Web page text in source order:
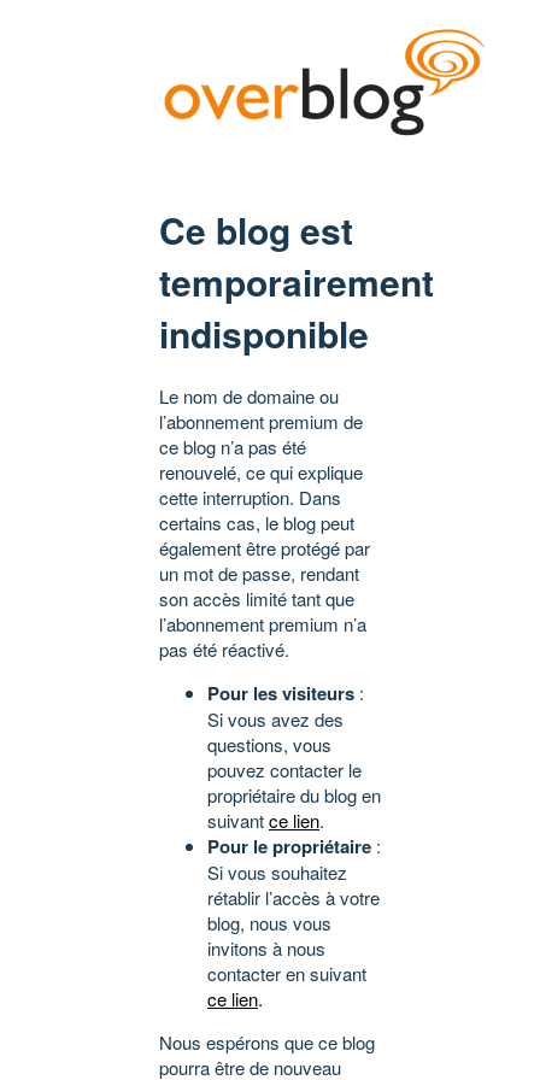
Ce blog est
temporairement
indisponible
Le nom de domaine ou
l’abonnement premium de
ce blog n’a pas été
renouvelé, ce qui explique
cette interruption. Dans
certains cas, le blog peut
également être protégé par
un mot de passe, rendant
son accès limité tant que
l’abonnement premium n’a
pas été réactivé.
Pour les visiteurs :
Si vous avez des
questions, vous
pouvez contacter le
propriétaire du blog en
suivantce lien.
Pour le propriétaire :
Si vous souhaitez
rétablir l’accès à votre
blog, nous vous
invitons à nous
contacter en suivant
ce lien.
Nous espérons que ce blog
pourra être de nouveau